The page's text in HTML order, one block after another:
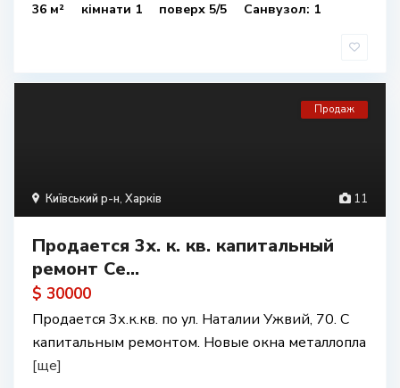
36 м² кімнати 1 поверх 5/5 Санвузол: 1
11
Київський р-н, Харків
Продаж
Продается 3х. к. кв. капитальный
ремонт Се...
$ 30000
Продается 3х.к.кв. по ул. Наталии Ужвий, 70. С
капитальным ремонтом. Новые окна металлопла
[ще]